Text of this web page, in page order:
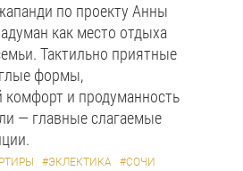
по проекту Анны
как место отдыха
Тактильно приятные
формы,
и продуманность
— главные слагаемые
#ЭКЛЕКТИКА #СОЧИ